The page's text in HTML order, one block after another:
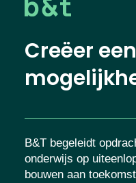
Creëer
B&T begeleidt
onderwijs op
bouwen aan